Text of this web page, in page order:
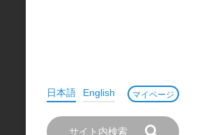
日本語 English マイページ